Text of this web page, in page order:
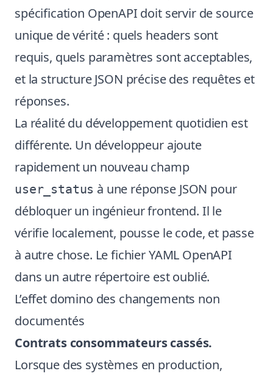
spécification OpenAPI doit servir de source
unique de vérité : quels headers sont
requis, quels paramètres sont acceptables,
et la structure JSON précise des requêtes et
réponses.
La réalité du développement quotidien est
différente. Un développeur ajoute
rapidement un nouveau champ
user_status à une réponse JSON pour
débloquer un ingénieur frontend. Il le
vérifie localement, pousse le code, et passe
à autre chose. Le fichier YAML OpenAPI
dans un autre répertoire est oublié.
L’effet domino des changements non
documentés
Contrats consommateurs cassés.
Lorsque des systèmes en production,